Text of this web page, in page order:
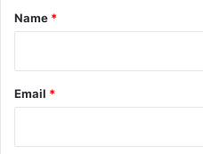
*
Name *
Email *